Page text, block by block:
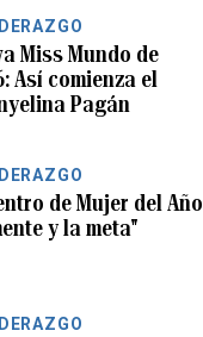
Miss Mundo de
Así comienza el
Pagán
de Mujer del Año
y la meta"